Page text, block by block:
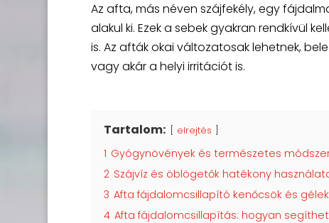
Az afta, más néven szájfekély, egy
alakul ki. Ezek a sebek gyakran rendkívül
is. Az afták okai változatosak lehetnek,
vagy akár a helyi irritációt is.
Tartalom: elrejtés
1 Gyógynövények és természetes
2 Szájvíz és öblögetők hatékony
3 Afta fájdalomcsillapító kenőcsök és
4 Afta fájdalomcsillapítás: hogyan